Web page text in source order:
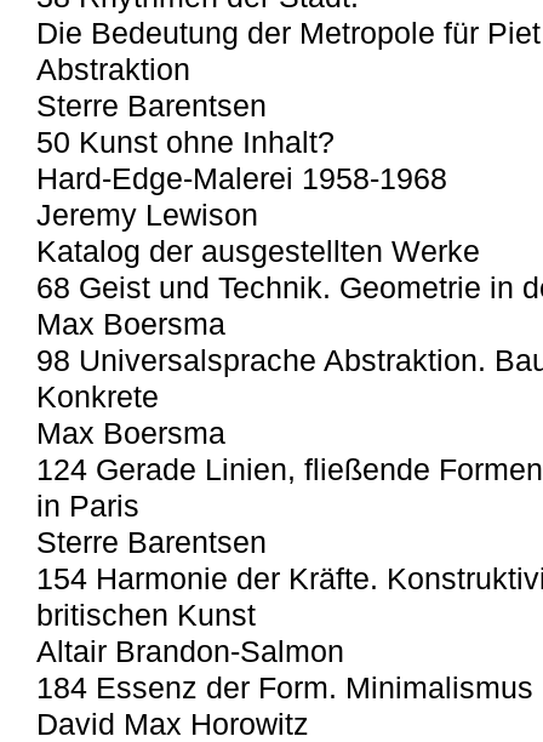
Die Bedeutung der Metropole für
Abstraktion
Sterre Barentsen
50 Kunst ohne Inhalt?
Hard-Edge-Malerei 1958-1968
Jeremy Lewison
Katalog der ausgestellten Werke
68 Geist und Technik. Geometrie in
Max Boersma
98 Universalsprache Abstraktion.
Konkrete
Max Boersma
124 Gerade Linien, fließende
in Paris
Sterre Barentsen
154 Harmonie der Kräfte.
britischen Kunst
Altair Brandon-Salmon
184 Essenz der Form.
David Max Horowitz